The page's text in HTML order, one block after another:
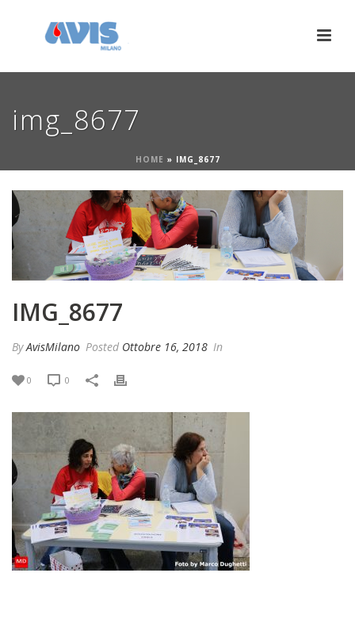
img_8677
HOME » IMG_8677
IMG_8677
ByAvisMilano Posted Ottobre 16, 2018 In
0 0